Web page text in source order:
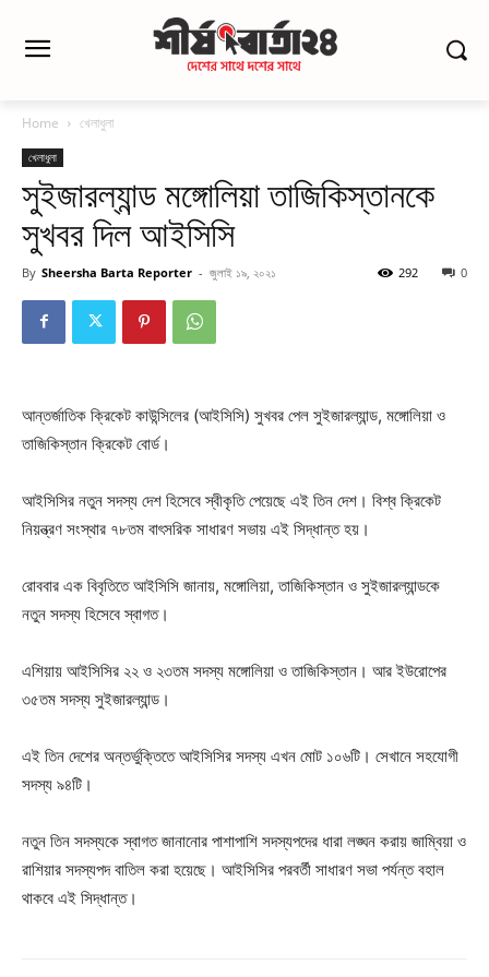
Home খেলাধুলা
খেলাধুলা
সুইজারল্যান্ড মঙ্গোলিয়া তাজিকিস্তানকে
সুখবর দিল আইসিসি
By Sheersha Barta Reporter - জুলাই ১৯, ২০২১ 0
292
আন্তর্জাতিক ক্রিকেট কাউন্সিলের (আইসিসি) সুখবর পেল সুইজারল্যান্ড, মঙ্গোলিয়া ও
তাজিকিস্তান ক্রিকেট বোর্ড।
আইসিসির নতুন সদস্য দেশ হিসেবে স্বীকৃতি পেয়েছে এই তিন দেশ। বিশ্ব ক্রিকেট
নিয়ন্ত্রণ সংস্থার ৭৮তম বাৎসরিক সাধারণ সভায় এই সিদ্ধান্ত হয়।
রোববার এক বিবৃতিতে আইসিসি জানায়, মঙ্গোলিয়া, তাজিকিস্তান ও সুইজারল্যান্ডকে
নতুন সদস্য হিসেবে স্বাগত।
এশিয়ায় আইসিসির ২২ ও ২৩তম সদস্য মঙ্গোলিয়া ও তাজিকিস্তান। আর ইউরোপের
৩৫তম সদস্য সুইজারল্যান্ড।
এই তিন দেশের অন্তর্ভুক্তিতে আইসিসির সদস্য এখন মোট ১০৬টি। সেখানে সহযোগী
সদস্য ৯৪টি।
নতুন তিন সদস্যকে স্বাগত জানানোর পাশাপাশি সদস্যপদের ধারা লঙ্ঘন করায় জাম্বিয়া ও
রাশিয়ার সদস্যপদ বাতিল করা হয়েছে। আইসিসির পরবর্তী সাধারণ সভা পর্যন্ত বহাল
থাকবে এই সিদ্ধান্ত।